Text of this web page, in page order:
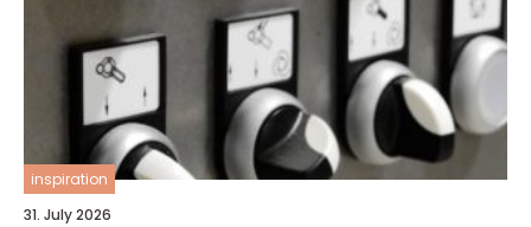
inspiration
31. July 2026